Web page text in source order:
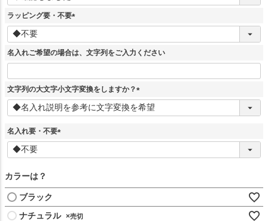
)
ラッピング要・不要
(
須
)
名入れご希望の場合は、文字列をご入力ください
文字列の大文字小文字変換をしますか？
(
必
名入れ要・不要
(
カラーは？
ブラック
ナチュラル ×